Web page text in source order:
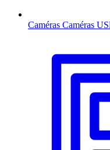
Caméras Caméras